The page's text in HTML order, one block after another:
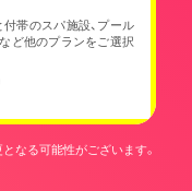
帯のスパ施設、プール
ど他のプランをご選択
なる可能性がございます。